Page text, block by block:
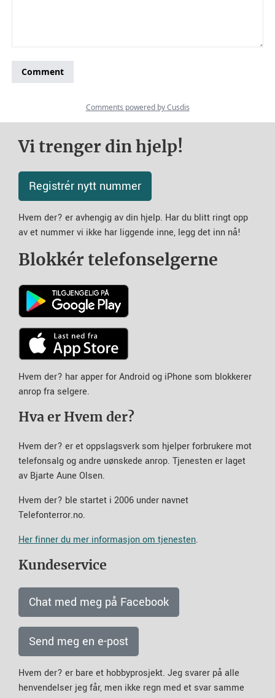
Vi trenger din hjelp!
Registrér nytt nummer
Hvem der? er avhengig av din hjelp. Har du blitt ringt opp
av et nummer vi ikke har liggende inne, legg det inn nå!
Blokkér telefonselgerne
Hvem der? har apper for Android og iPhone som blokkerer
anrop fra selgere.
Hva er Hvem der?
Hvem der? er et oppslagsverk som hjelper forbrukere mot
telefonsalg og andre uønskede anrop. Tjenesten er laget
av Bjarte Aune Olsen.
Hvem der? ble startet i 2006 under navnet
Telefonterror.no.
Her finner du mer informasjon om tjenesten.
Kundeservice
Chat med meg på Facebook
Send meg en e-post
Hvem der? er bare et hobbyprosjekt. Jeg svarer på alle
henvendelser jeg får, men ikke regn med et svar samme